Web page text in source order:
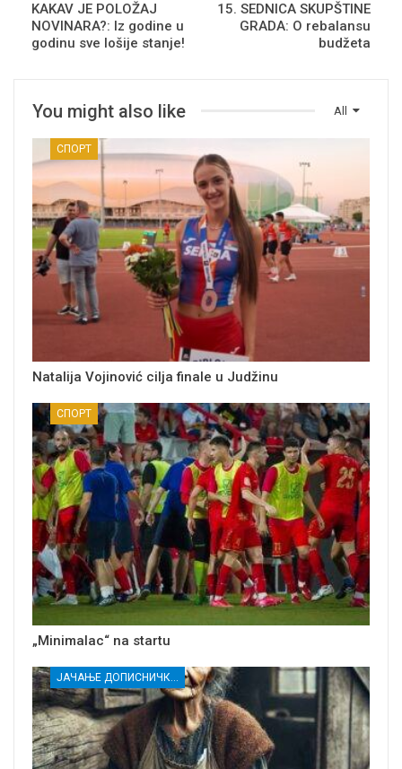
KAKAV JE POLOŽAJ
NOVINARA?: Iz godine u
godinu sve lošije stanje!
15. SEDNICA SKUPŠTINE
GRADA: O rebalansu
budžeta
All
You might also like
СПОРТ
Natalija Vojinović cilja finale u Judžinu
СПОРТ
„Minimalac“ na startu